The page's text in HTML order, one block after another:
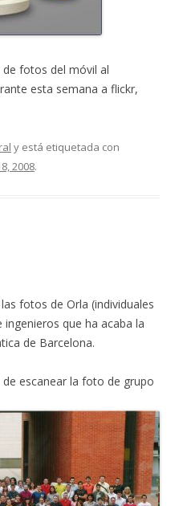
de fotos del móvil al
esta semana a flickr,
y está etiquetada con
2008.
fotos de Orla (individuales
que ha acaba la
de Barcelona.
escanear la foto de grupo